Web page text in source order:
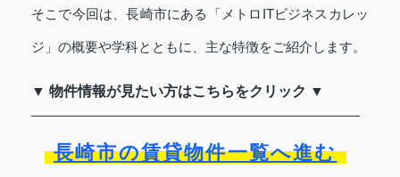
そこで今回は、長崎市にある「メトロITビジネスカレッ
ジ」の概要や学科とともに、主な特徴をご紹介します。
▼ 物件情報が見たい方はこちらをクリック ▼
長崎市の賃貸物件一覧へ進む